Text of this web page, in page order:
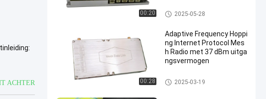
ACHTER
00:20 COFDM-Module
2025-05-28
00:28
Adaptive Frequency Hoppi
ng Internet Protocol Mes
h Radio met 37 dBm uitga
ngsvermogen
IP Mesh-radio
2025-03-19